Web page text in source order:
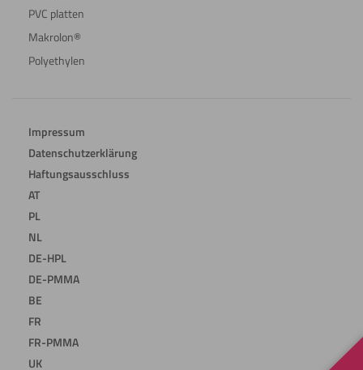
PVC platten
Makrolon®
Polyethylen
Impressum
Datenschutzerklärung
Haftungsausschluss
AT
PL
NL
DE-HPL
DE-PMMA
BE
FR
FR-PMMA
UK